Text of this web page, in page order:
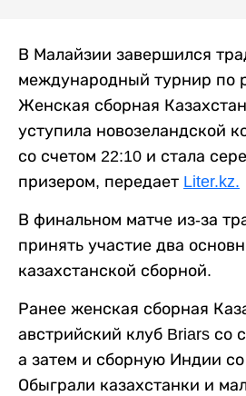
В Малайзии завершился
международный турнир по
Женская сборная
уступила новозеландской
со счетом 22:10 и стала
призером, передает Liter.kz.
В финальном матче из-за
принять участие два
казахстанской сборной.
Ранее женская сборная
австрийский клуб Briars со
а затем и сборную Индии со
Обыграли казахстанки и